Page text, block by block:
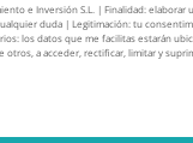
e Inversión S.L. | Finalidad:
duda | Legitimación: tu
los datos que me facilitas estarán
a acceder, rectificar, limitar y